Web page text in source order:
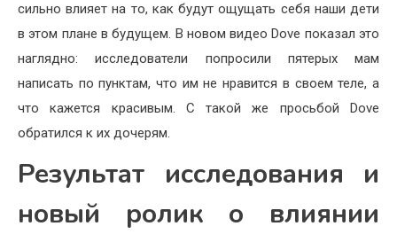
сильно влияет на то, как будут ощущать себя наши дети
в этом плане в будущем. В новом видео Dove показал это
наглядно: исследователи попросили пятерых мам
написать по пунктам, что им не нравится в своем теле, а
что кажется красивым. С такой же просьбой Dove
обратился к их дочерям.
Результат исследования и
новый ролик о влиянии